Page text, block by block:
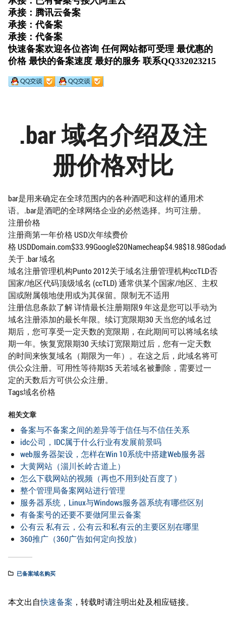
.bar 域名介绍及注
册价格对比
bar是用来确定在全球范围内的各种酒吧和这样的通用术
语。.bar是酒吧的全球网络企业的必然选择。均可注册。
注册价格
注册商第一年价格 USD次年续费价
格
关于 .bar 域名
域名注册管理机构Punto 2012关于域名注册管理机构ccTLD否
国家/地区代码顶级域名 (ccTLD) 通常供某个国家/地区、主权
国或附属领地使用或为其保留。限制无不适用
注册信息条款了解 详情最长注册期限9 年这是您可以手动为
域名注册添加的最长年限。续订宽限期30 天当您的域名过
期后，您可享受一定天数的宽限期，在此期间可以将域名续
期一年。恢复宽限期30 天续订宽限期过后，您有一定天数
的时间来恢复域名（期限为一年）。在这之后，此域名将可
供公众注册。可用性等待期35 天若域名被删除，需要过一
定的天数后方可供公众注册。
Tags域名价格
相关文章
备案与不备案之间的差异等于信任与不信任关系
idc公司，IDC属于什么行业有发展前景吗
web服务器架设，怎样在Win 10系统中搭建Web服务器
大黄网站（淄川长岭古道上）
怎么下载网站的视频（再也不用到处百度了）
整个管理局备案网站进行管理
服务器系统，Linux与Windows服务器系统有哪些区别
有备案号的还要不要做阿里云备案
公有云 私有云，公有云和私有云的主要区别在哪里
360推广（360广告如何定向投放）
已备案域名购买
本文出自快速备案 ，转载时请注明出处及相应链接。